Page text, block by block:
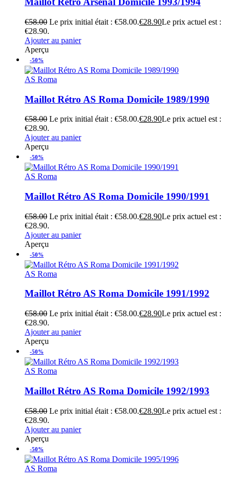
€58.00 Le prix initial était : €58.00.€28.90Le prix actuel est :
€28.90.
Ajouter au panier
Aperçu
-50%
AS Roma
Maillot Rétro AS Roma Domicile 1989/1990
€58.00 Le prix initial était : €58.00.€28.90Le prix actuel est :
€28.90.
Ajouter au panier
Aperçu
-50%
AS Roma
Maillot Rétro AS Roma Domicile 1990/1991
€58.00 Le prix initial était : €58.00.€28.90Le prix actuel est :
€28.90.
Ajouter au panier
Aperçu
-50%
AS Roma
Maillot Rétro AS Roma Domicile 1991/1992
€58.00 Le prix initial était : €58.00.€28.90Le prix actuel est :
€28.90.
Ajouter au panier
Aperçu
-50%
AS Roma
Maillot Rétro AS Roma Domicile 1992/1993
€58.00 Le prix initial était : €58.00.€28.90Le prix actuel est :
€28.90.
Ajouter au panier
Aperçu
-50%
AS Roma